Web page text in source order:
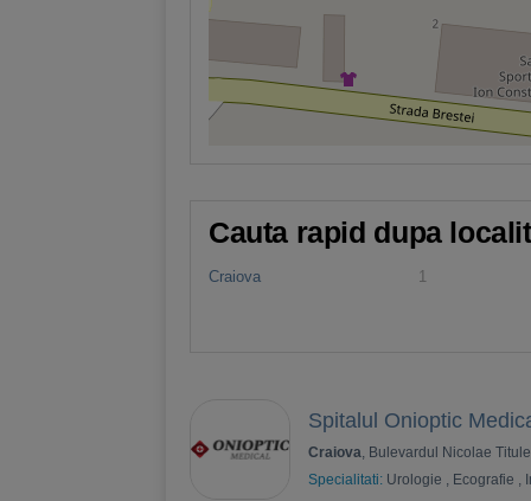
Cauta rapid dupa
Craiova 1
Spitalul Onioptic
Craiova, Bulevardul Nicolae
Specialitati: Urologie , Ecografie ,